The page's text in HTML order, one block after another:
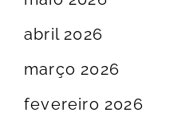
abril 2026
março 2026
fevereiro 2026